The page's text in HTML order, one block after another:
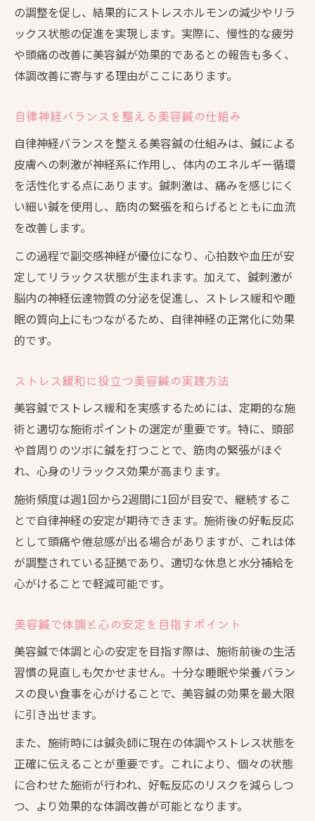
の調整を促し、結果的にストレスホルモンの減少やリラ
ックス状態の促進を実現します。実際に、慢性的な疲労
や頭痛の改善に美容鍼が効果的であるとの報告も多く、
体調改善に寄与する理由がここにあります。
自律神経バランスを整える美容鍼の仕組み
自律神経バランスを整える美容鍼の仕組みは、鍼による
皮膚への刺激が神経系に作用し、体内のエネルギー循環
を活性化する点にあります。鍼刺激は、痛みを感じにく
い細い鍼を使用し、筋肉の緊張を和らげるとともに血流
を改善します。
この過程で副交感神経が優位になり、心拍数や血圧が安
定してリラックス状態が生まれます。加えて、鍼刺激が
脳内の神経伝達物質の分泌を促進し、ストレス緩和や睡
眠の質向上にもつながるため、自律神経の正常化に効果
的です。
ストレス緩和に役立つ美容鍼の実践方法
美容鍼でストレス緩和を実感するためには、定期的な施
術と適切な施術ポイントの選定が重要です。特に、頭部
や首周りのツボに鍼を打つことで、筋肉の緊張がほぐ
れ、心身のリラックス効果が高まります。
施術頻度は週1回から2週間に1回が目安で、継続するこ
とで自律神経の安定が期待できます。施術後の好転反応
として頭痛や倦怠感が出る場合がありますが、これは体
が調整されている証拠であり、適切な休息と水分補給を
心がけることで軽減可能です。
美容鍼で体調と心の安定を目指すポイント
美容鍼で体調と心の安定を目指す際は、施術前後の生活
習慣の見直しも欠かせません。十分な睡眠や栄養バラン
スの良い食事を心がけることで、美容鍼の効果を最大限
に引き出せます。
また、施術時には鍼灸師に現在の体調やストレス状態を
正確に伝えることが重要です。これにより、個々の状態
に合わせた施術が行われ、好転反応のリスクを減らしつ
つ、より効果的な体調改善が可能となります。